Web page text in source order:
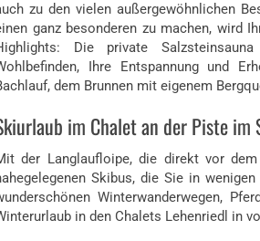
zu den vielen außergewöhnlichen
ganz besonderen zu machen, wird
Die private
Ihre Entspannung und
dem Brunnen mit eigenem
im Chalet an der Piste im
der Langlaufloipe, die direkt vor
Skibus, die Sie in
Winterwanderwegen,
in den Chalets Lehenriedl in